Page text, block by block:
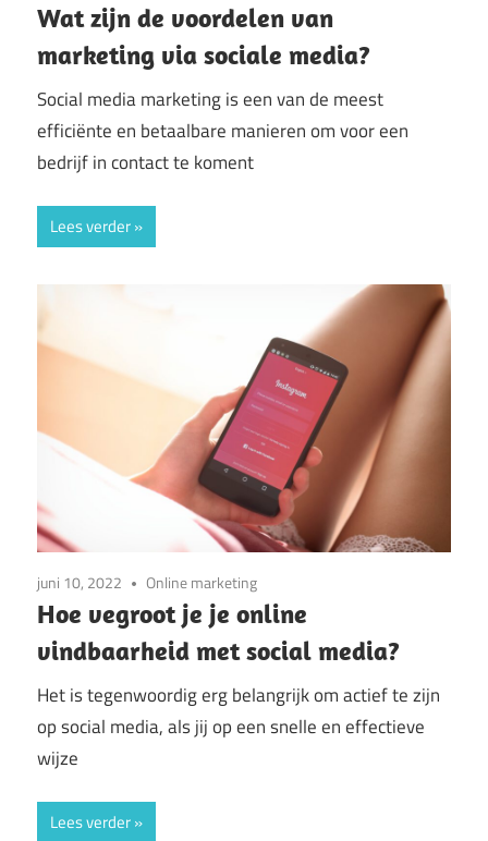
Wat zijn de voordelen van
marketing via sociale media?
Social media marketing is een van de meest
efficiënte en betaalbare manieren om voor een
bedrijf in contact te koment
Lees verder
juni 10, 2022 Online marketing
Hoe vegroot je je online
vindbaarheid met social media?
Het is tegenwoordig erg belangrijk om actief te zijn
op social media, als jij op een snelle en effectieve
wijze
Lees verder